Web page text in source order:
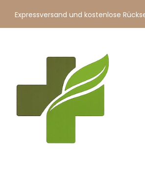
Expressversand und kostenlose